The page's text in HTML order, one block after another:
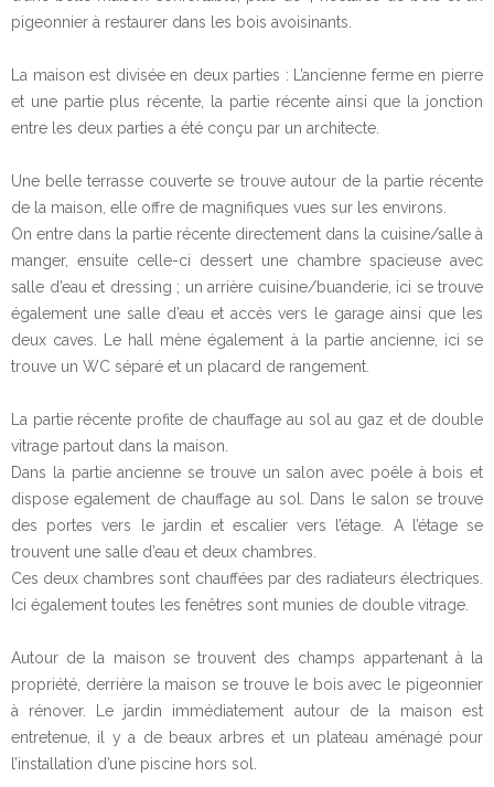
pigeonnier à restaurer dans les bois avoisinants.
La maison est divisée en deux parties : L’ancienne ferme en pierre
et une partie plus récente, la partie récente ainsi que la jonction
entre les deux parties a été conçu par un architecte.
Une belle terrasse couverte se trouve autour de la partie récente
de la maison, elle offre de magnifiques vues sur les environs.
On entre dans la partie récente directement dans la cuisine/salle à
manger, ensuite celle-ci dessert une chambre spacieuse avec
salle d’eau et dressing ; un arrière cuisine/buanderie, ici se trouve
également une salle d’eau et accès vers le garage ainsi que les
deux caves. Le hall mène également à la partie ancienne, ici se
trouve un WC séparé et un placard de rangement.
La partie récente profite de chauffage au sol au gaz et de double
vitrage partout dans la maison.
Dans la partie ancienne se trouve un salon avec poêle à bois et
dispose egalement de chauffage au sol. Dans le salon se trouve
des portes vers le jardin et escalier vers l’étage. A l’étage se
trouvent une salle d’eau et deux chambres.
Ces deux chambres sont chauffées par des radiateurs électriques.
Ici également toutes les fenêtres sont munies de double vitrage.
Autour de la maison se trouvent des champs appartenant à la
propriété, derrière la maison se trouve le bois avec le pigeonnier
à rénover. Le jardin immédiatement autour de la maison est
entretenue, il y a de beaux arbres et un plateau aménagé pour
l’installation d’une piscine hors sol.